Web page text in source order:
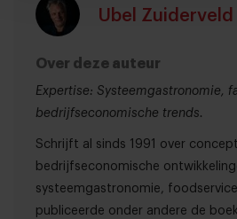
Ubel Zuiderveld
Over deze auteur
Expertise: Systeemgastronomie,
bedrijfseconomische trends.
Schrijft al sinds 1991 over
bedrijfseconomische
systeemgastronomie,
publiceerde onder andere de